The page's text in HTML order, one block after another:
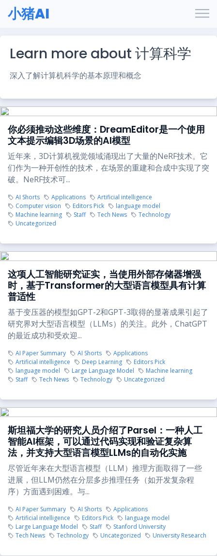
小猪AI
Learn more about 计算科学
深入了解计算机科学的基本原理和概念
你必须推动这些维度：DreamEditor是一个使用
文本提示编辑3D场景的AI模型
近年来，3D计算机视觉领域涌现出了大量的NeRF技术。它
们作为一种开创性的技术，在场景的重建和合成中实现了突
破。NeRF技术可...
AI Shorts Applications
Artificial intelligence
Computer vision
Editors Pick
language model
Machine learning
Staff Tech News
Technology
Uncategorized
这项人工智能研究证实，当使用外部存储器增强
时，基于Transformer的大型语言模型具有计算
普适性
基于变压器的模型如GPT-2和GPT-3取得的显著成果引起了
研究界对大型语言模型（LLMs）的关注。此外，ChatGPT
的最近成功和受欢迎...
AI Paper Summary AI Shorts
Applications
Artificial intelligence
Deep Learning
Editors Pick
language model
Large Language Model
Machine learning
Staff
Tech News Technology Uncategorized
斯坦福大学的研究人员介绍了Parsel：一种人工
智能AI框架，可以通过代码实现和验证复杂算
法，并支持大型语言模型LLMs的自动化实施
尽管近年来在大型语言模型（LLM）推理方面取得了一些
进展，但LLM仍然在分层多步推理任务（如开发复杂程
序）方面遇到困难。与...
AI Paper Summary AI Shorts
Applications
Artificial intelligence
Editors Pick
language model
Large Language Model
Staff
Stanford University
Tech News
Technology Uncategorized University Research